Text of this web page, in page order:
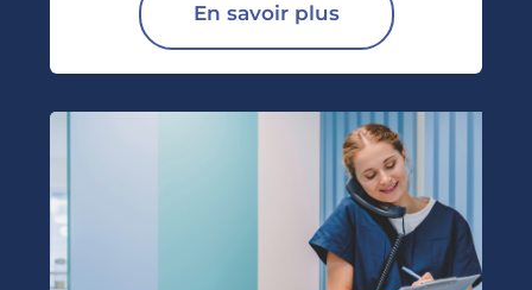
En savoir plus